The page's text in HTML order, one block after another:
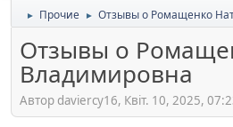
► Прочие ► Отзывы о Ромащенко
Отзывы о
Владимировна
Автор daviercy16, Квіт. 10, 2025,